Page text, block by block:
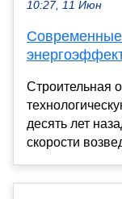
10:27, 11 Июн
Современные
Строительная
десять лет
скорости